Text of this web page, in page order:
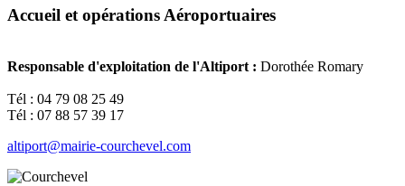
Accueil et opérations Aéroportuaires
Responsable d'exploitation de l'Altiport : Dorothée Romary
Tél : 04 79 08 25 49
Tél : 07 88 57 39 17
altiport@mairie-courchevel.com